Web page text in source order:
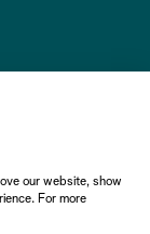
our website, show
For more